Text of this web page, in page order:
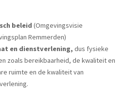
beleid (Omgevingsvisie
Remmerden)
en dienstverlening, dus fysieke
zoals bereikbaarheid, de kwaliteit en
ruimte en de kwaliteit van